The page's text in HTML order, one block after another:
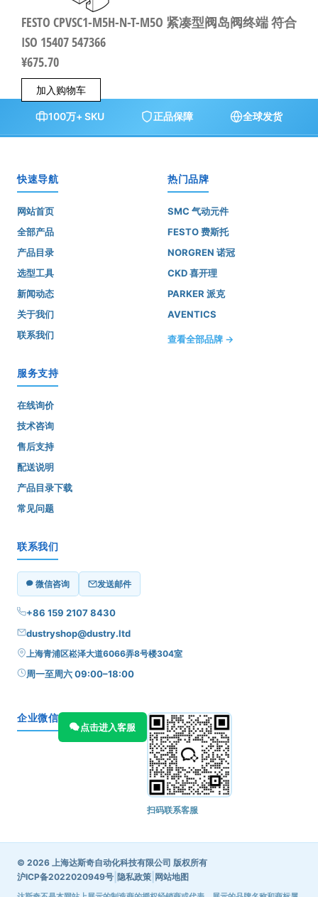
FESTO CPVSC1-M5H-N-T-M5O 紧凑型阀岛阀终端 符合
ISO 15407 547366
¥675.70
加入购物车
100万+ SKU 正品保障 全球发货
快速导航
网站首页
全部产品
产品目录
选型工具
新闻动态
关于我们
联系我们
热门品牌
SMC 气动元件
FESTO 费斯托
NORGREN 诺冠
CKD 喜开理
PARKER 派克
AVENTICS
查看全部品牌 →
服务支持
在线询价
技术咨询
售后支持
配送说明
产品目录下载
常见问题
联系我们
微信咨询 发送邮件
+86 159 2107 8430
dustryshop@dustry.ltd
上海青浦区崧泽大道6066弄8号楼304室
周一至周六 09:00–18:00
企业微信
点击进入客服
扫码联系客服
© 2026 上海达斯奇自动化科技有限公司 版权所有
沪ICP备2022020949号 隐私政策 网站地图